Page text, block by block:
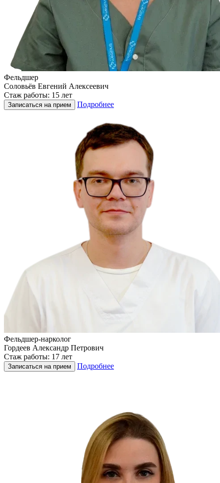
Фельдшер
Соловьёв Евгений Алексеевич
Стаж работы: 15 лет
Записаться на прием Подробнее
Фельдшер-нарколог
Гордеев Александр Петрович
Стаж работы: 17 лет
Записаться на прием Подробнее